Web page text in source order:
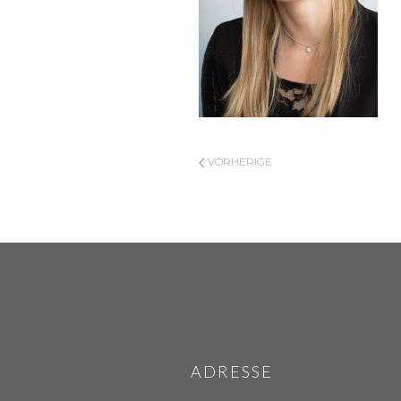
VORHERIGE
ADRESSE